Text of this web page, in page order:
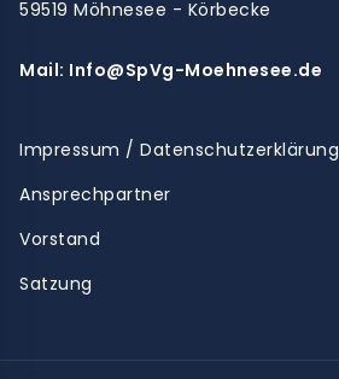
59519 Möhnesee - Körbecke
Mail: Info@SpVg-Moehnesee.de
Impressum / Datenschutzerklärung
Ansprechpartner
Vorstand
Satzung